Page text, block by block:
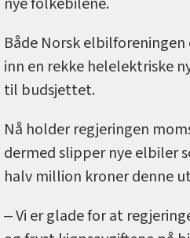
Både Norsk
inn en rekke helelektriske
til budsjettet.
Nå holder regjeringen
dermed slipper nye elbiler
halv million kroner denne
‒ Vi er glade for at